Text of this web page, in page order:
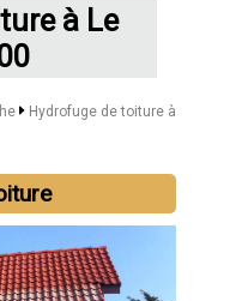
à Le
Hydrofuge de toiture à